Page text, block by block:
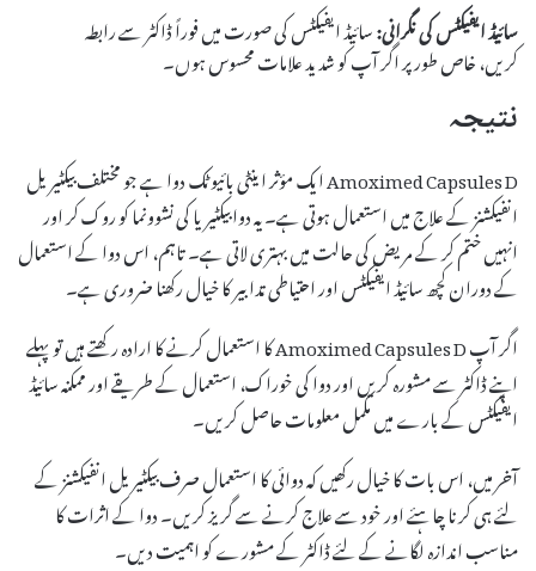
سائیڈ ایفیکٹس کی نگرانی:سائیڈ ایفیکٹس کی صورت میں فوراً ڈاکٹر سے رابطہ
کریں، خاص طور پر اگر آپ کو شدید علامات محسوس ہوں۔
نتیجہ
Amoximed Capsules D ایک مؤثر اینٹی بائیوٹک دوا ہے جو مختلف بیکٹیریل
انفیکشنز کے علاج میں استعمال ہوتی ہے۔ یہ دوا بیکٹیریا کی نشوونما کو روک کر اور
انہیں ختم کر کے مریض کی حالت میں بہتری لاتی ہے۔ تاہم، اس دوا کے استعمال
کے دوران کچھ سائیڈ ایفیکٹس اور احتیاطی تدابیر کا خیال رکھنا ضروری ہے۔
اگر آپ Amoximed Capsules D کا استعمال کرنے کا ارادہ رکھتے ہیں تو پہلے
اپنے ڈاکٹر سے مشورہ کریں اور دوا کی خوراک، استعمال کے طریقے اور ممکنہ سائیڈ
ایفیکٹس کے بارے میں مکمل معلومات حاصل کریں۔
آخر میں، اس بات کا خیال رکھیں کہ دوائی کا استعمال صرف بیکٹیریل انفیکشنز کے
لئے ہی کرنا چاہئے اور خود سے علاج کرنے سے گریز کریں۔ دوا کے اثرات کا
مناسب اندازہ لگانے کے لئے ڈاکٹر کے مشورے کو اہمیت دیں۔